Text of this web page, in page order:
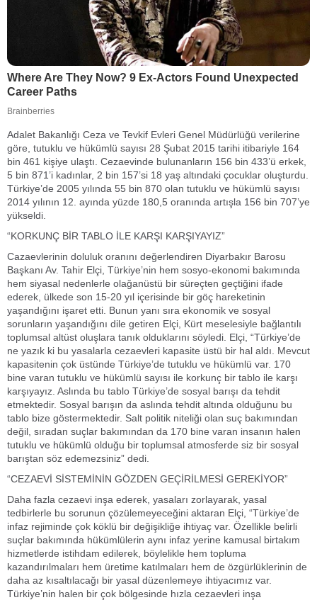
Adalet Bakanlığı Ceza ve Tevkif Evleri Genel Müdürlüğü verilerine
göre, tutuklu ve hükümlü sayısı 28 Şubat 2015 tarihi itibariyle 164
bin 461 kişiye ulaştı. Cezaevinde bulunanların 156 bin 433’ü erkek,
5 bin 871’i kadınlar, 2 bin 157’si 18 yaş altındaki çocuklar oluşturdu.
Türkiye’de 2005 yılında 55 bin 870 olan tutuklu ve hükümlü sayısı
2014 yılının 12. ayında yüzde 180,5 oranında artışla 156 bin 707’ye
yükseldi.
“KORKUNÇ BİR TABLO İLE KARŞI KARŞIYAYIZ”
Cazaevlerinin doluluk oranını değerlendiren Diyarbakır Barosu
Başkanı Av. Tahir Elçi, Türkiye’nin hem sosyo-ekonomi bakımında
hem siyasal nedenlerle olağanüstü bir süreçten geçtiğini ifade
ederek, ülkede son 15-20 yıl içerisinde bir göç hareketinin
yaşandığını işaret etti. Bunun yanı sıra ekonomik ve sosyal
sorunların yaşandığını dile getiren Elçi, Kürt meselesiyle bağlantılı
toplumsal altüst oluşlara tanık olduklarını söyledi. Elçi, “Türkiye’de
ne yazık ki bu yasalarla cezaevleri kapasite üstü bir hal aldı. Mevcut
kapasitenin çok üstünde Türkiye’de tutuklu ve hükümlü var. 170
bine varan tutuklu ve hükümlü sayısı ile korkunç bir tablo ile karşı
karşıyayız. Aslında bu tablo Türkiye’de sosyal barışı da tehdit
etmektedir. Sosyal barışın da aslında tehdit altında olduğunu bu
tablo bize göstermektedir. Salt politik niteliği olan suç bakımından
değil, sıradan suçlar bakımından da 170 bine varan insanın halen
tutuklu ve hükümlü olduğu bir toplumsal atmosferde siz bir sosyal
barıştan söz edemezsiniz” dedi.
“CEZAEVİ SİSTEMİNİN GÖZDEN GEÇİRİLMESİ GEREKİYOR”
Daha fazla cezaevi inşa ederek, yasaları zorlayarak, yasal
tedbirlerle bu sorunun çözülemeyeceğini aktaran Elçi, “Türkiye’de
infaz rejiminde çok köklü bir değişikliğe ihtiyaç var. Özellikle belirli
suçlar bakımında hükümlülerin aynı infaz yerine kamusal birtakım
hizmetlerde istihdam edilerek, böylelikle hem topluma
kazandırılmaları hem üretime katılmaları hem de özgürlüklerinin de
daha az kısaltılacağı bir yasal düzenlemeye ihtiyacımız var.
Türkiye’nin halen bir çok bölgesinde hızla cezaevleri inşa